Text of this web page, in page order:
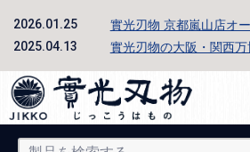
2026.01.25 實光刃物 京都嵐山店オ
2025.04.13 實光刃物の大阪・関西